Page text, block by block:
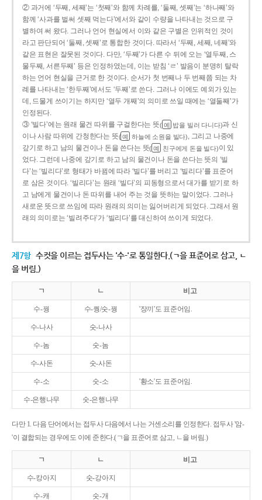
② 과거에 ‘두째, 세째’는 ‘첫째’와 함께 차례를, ‘둘째, 셋째’는 ‘하나째’와
함께 ‘사과를 벌써 셋째 먹는다’에서와 같이 수량을 나타내는 것으로 구
별하여 써 왔다. 그러나 언어 현실에서 이와 같은 구별은 인위적인 것이
라고 판단되어 ‘둘째, 셋째’로 통합한 것이다. 따라서 ‘두째, 세째, 네째’와
같은 표현은 잘못된 것이다. 다만, ‘두째’가 다른 수 뒤에 오는 ‘열두째, 스
물두째, 서른두째’ 등은 인정하였는데, 이는 받침 ‘ㄹ’ 발음이 분명히 탈락
하는 언어 현실을 근거로 한 것이다. 순서가 첫 번째나 두 번째쯤 되는 차
례를 나타내는 ‘한두째’에서도 ‘두째’로 쓴다. 그러나 이에도 예외가 있는
데, 드물게 쓰이기는 하지만 ‘열두 개째’의 의미로 쓰일 때에는 ‘열둘째’가
인정된다.
③ ‘빌다’에는 원래 물건 따위를 구걸한다는 뜻( 예 밥을 빌러 다니다)과 신
이나 사람 따위에 간청한다는 뜻( 예 하늘에 소원을 빌다), 그리고 나중에
갚기로 하고 남의 물건이나 돈을 쓴다는 뜻( 예 친구에게 돈을 빌다)이 있
었다. 그런데 나중에 갚기로 하고 남의 물건이나 돈을 쓴다는 뜻의 ‘빌
다’는 ‘빌리다’로 형태가 바뀜에 따라 ‘빌다’를 버리고 ‘빌리다’를 표준어
로 삼은 것이다. ‘빌리다’는 원래 ‘빌다’의 피동형으로서 대가를 받기로 하
고 남에게 물건이나 돈 따위를 내어 주는 것을 뜻하는 말이었다. 그러나
새로운 뜻으로 쓰임에 따라 원래의 의미는 잃어버리게 되었다. 그래서 원
래의 의미로는 ‘빌려주다’가 ‘빌리다’를 대신하여 쓰이게 되었다.
제7항 수컷을 이르는 접두사는 '수-'로 통일한다.(ㄱ을 표준어로 삼고, ㄴ
을 버림.)
ㄱ ㄴ 비고
수-꿩 수-퀑/숫-꿩 '장끼'도 표준어임.
수-나사 숫-나사
수-놈 숫-놈
수-사돈 숫-사돈
수-소 숫-소 '황소'도 표준어임.
수-은행나무 숫-은행나무
다만 1. 다음 단어에서는 접두사 다음에서 나는 거센소리를 인정한다. 접두사 '암-
'이 결합되는 경우에도 이에 준한다.(ㄱ을 표준어로 삼고, ㄴ을 버림.)
ㄱ ㄴ 비고
수-캉아지 숫-강아지
수-캐 숫-개